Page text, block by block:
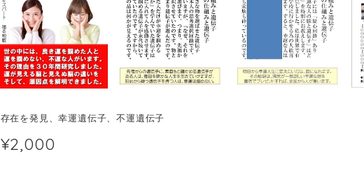
存在を発見、幸運遺伝子、不運遺伝子
¥2,000